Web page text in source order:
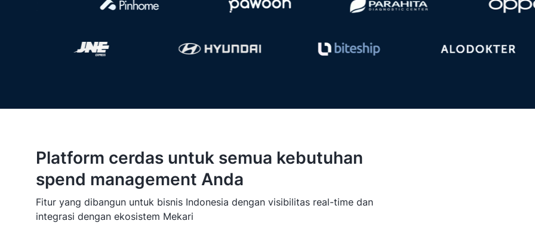
Platform cerdas untuk semua kebutuhan
spend management Anda
Fitur yang dibangun untuk bisnis Indonesia dengan visibilitas real-time dan
integrasi dengan ekosistem Mekari